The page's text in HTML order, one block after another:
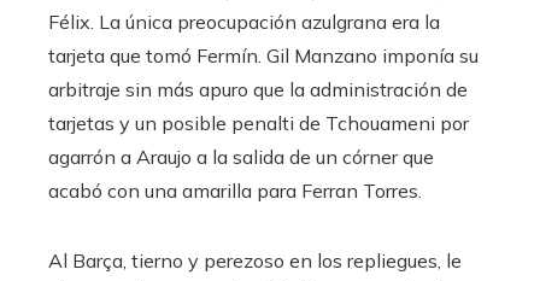
Félix. La única preocupación azulgrana era la
tarjeta que tomó Fermín. Gil Manzano imponía su
arbitraje sin más apuro que la administración de
tarjetas y un posible penalti de Tchouameni por
agarrón a Araujo a la salida de un córner que
acabó con una amarilla para Ferran Torres.
Al Barça, tierno y perezoso en los repliegues, le